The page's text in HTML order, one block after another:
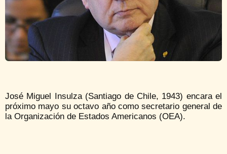
José Miguel Insulza (Santiago de Chile, 1943) encara el
próximo mayo su octavo año como secretario general de
la Organización de Estados Americanos (OEA).